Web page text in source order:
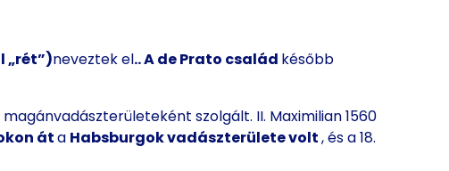
„rét”)neveztek el.. A de Prato család később
szolgált. II. Maximilian 1560
áta Habsburgok vadászterületevolt, és a 18.